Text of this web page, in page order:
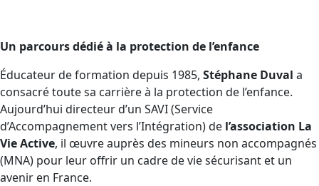
Un parcours dédié à la protection de l’enfance
Éducateur de formation depuis 1985, Stéphane Duval a
consacré toute sa carrière à la protection de l’enfance.
Aujourd’hui directeur d’un SAVI (Service
d’Accompagnement vers l’Intégration) de l’association La
Vie Active, il œuvre auprès des mineurs non accompagnés
(MNA) pour leur offrir un cadre de vie sécurisant et un
avenir en France.